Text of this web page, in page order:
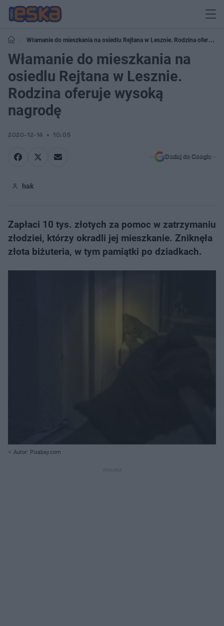
Włamanie do mieszkania na osiedlu Rejtana w Lesznie. Rodzina oferuje
wysoką nagrodę
Włamanie do mieszkania na
osiedlu Rejtana w Lesznie.
Rodzina oferuje wysoką
nagrodę
2020-12-14 10:05
Dodaj do Google
hak
Zapłaci 10 tys. złotych za pomoc w zatrzymaniu
złodziei, którzy okradli jej mieszkanie. Zniknęła
złota biżuteria, w tym pamiątki po dziadkach.
Autor: Pixabay.com